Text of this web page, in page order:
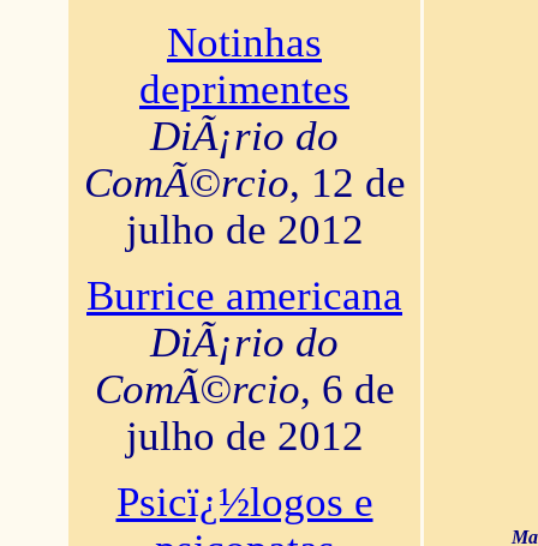
Notinhas
deprimentes
DiÃ¡rio do
ComÃ©rcio, 12 de
julho de 2012
Burrice americana
DiÃ¡rio do
ComÃ©rcio, 6 de
julho de 2012
Psicï¿½logos e